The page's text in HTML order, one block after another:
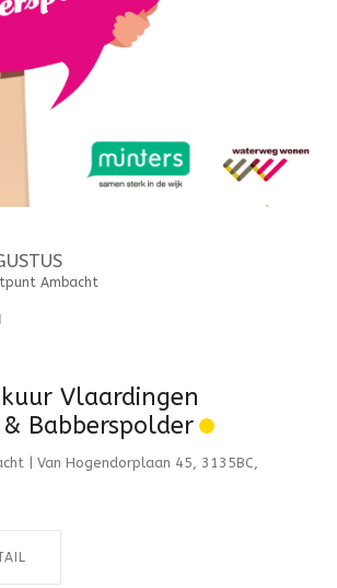
Ambacht
Vlaardingen
Babberspolder
| Van Hogendorplaan 45, 3135BC,